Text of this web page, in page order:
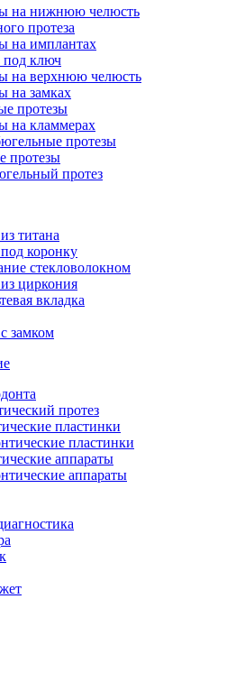
на нижнюю челюсть
протеза
на имплантах
под ключ
на верхнюю челюсть
на замках
протезы
на кламмерах
протезы
протезы
протез
титана
коронку
стекловолокном
циркония
вкладка
замком
протез
пластинки
пластинки
аппараты
аппараты